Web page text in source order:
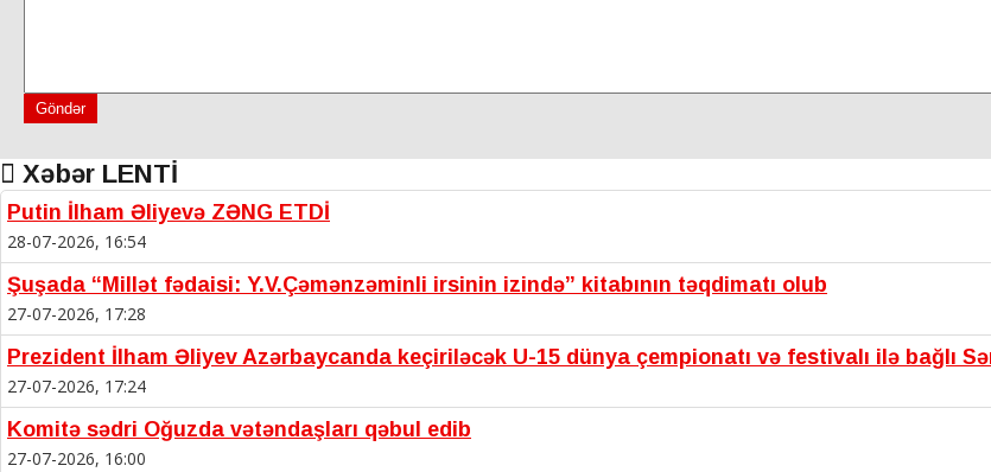
Göndər
Xəbər LENTİ
Putin İlham Əliyevə ZƏNG ETDİ
28-07-2026, 16:54
Şuşada “Millət fədaisi: Y.V.Çəmənzəminli irsinin izində” kitabının təqdimatı olub
27-07-2026, 17:28
Prezident İlham Əliyev Azərbaycanda keçiriləcək U-15 dünya çempionatı və festivalı ilə bağlı
27-07-2026, 17:24
Komitə sədri Oğuzda vətəndaşları qəbul edib
27-07-2026, 16:00